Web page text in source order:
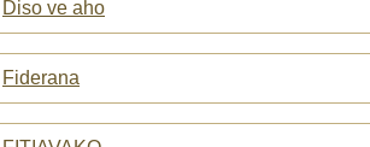
Diso ve aho
Fiderana